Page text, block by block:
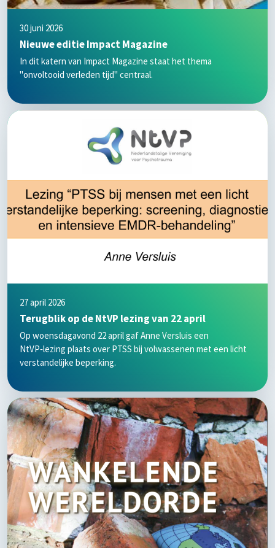
30 juni 2026
Nieuwe editie Impact Magazine
In dit katern van Impact Magazine staat het thema
"onvoltooid verleden tijd" centraal.
27 april 2026
Terugblik op de NtVP lezing van 22 april
Op woensdagavond 22 april gaf Anne Versluis een
NtVP‑lezing plaats over PTSS bij volwassenen met een licht
verstandelijke beperking.